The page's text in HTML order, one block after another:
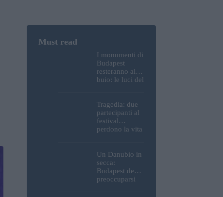
I monumenti di
Budapest
resteranno al
buio: le luci del
Buda e della
Cittadella
verranno
spente
Tragedia: due
partecipanti al
festival
perdono la vita
Ungheria
Un Danubio in
secca:
Budapest deve
preoccuparsi